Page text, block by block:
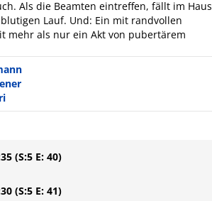
Als die Beamten eintreffen, fällt im Haus
Lauf. Und: Ein mit randvollen
mehr als nur ein Akt von pubertärem
(S:5 E: 40)
(S:5 E: 41)